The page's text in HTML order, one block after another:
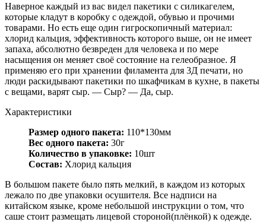
Наверное каждый из вас видел пакетики с силикагелем,
которые кладут в коробку с одеждой, обувью и прочими
товарами. Но есть еще один гигроскопичный материал:
хлорид кальция, эффективность которого выше, он не имеет
запаха, абсолютно безвреден для человека и по мере
насыщения он меняет своё состояние на гелеобразное. Я
применяю его при хранении филамента для 3Д печати, но
люди раскидывают пакетики по шкафчикам в кухне, в пакеты
с вещами, варят сыр. — Сыр? — Да, сыр.
Характеристики
Размер одного пакета: 110*130мм
Вес одного пакета: 30г
Количество в упаковке: 10шт
Состав: Хлорид кальция
В большом пакете было пять мелкий, в каждом из которых
лежало по две упаковки осушителя. Все надписи на
китайском языке, кроме небольшой инструкции о том, что
саше стоит размещать лицевой стороной(плёнкой) к одежде.